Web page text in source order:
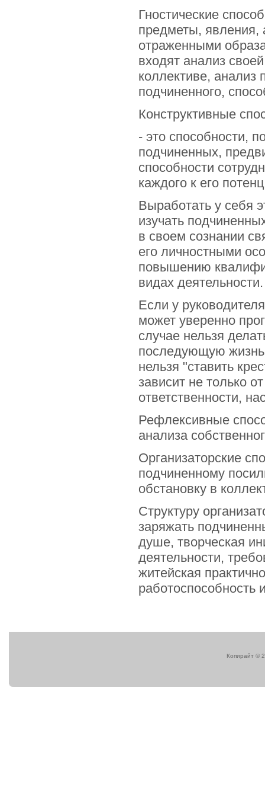
Гностические
предметы, явления,
отраженными
входят анализ
коллективе, анализ
подчиненного,
Конструктивные
- это способности,
подчиненных,
способности
каждого к его
Выработать у себя
изучать
в своем сознании
его личностными
повышению
видах деятельности.
Если у
может уверенно
случае нельзя
последующую жизнь
нельзя "ставить
зависит не только
ответственности,
Рефлексивные
анализа
Организаторские
подчиненному
обстановку в
Структуру
заряжать
душе, творческая
деятельности,
житейская
работоспособность
Копирайт ©